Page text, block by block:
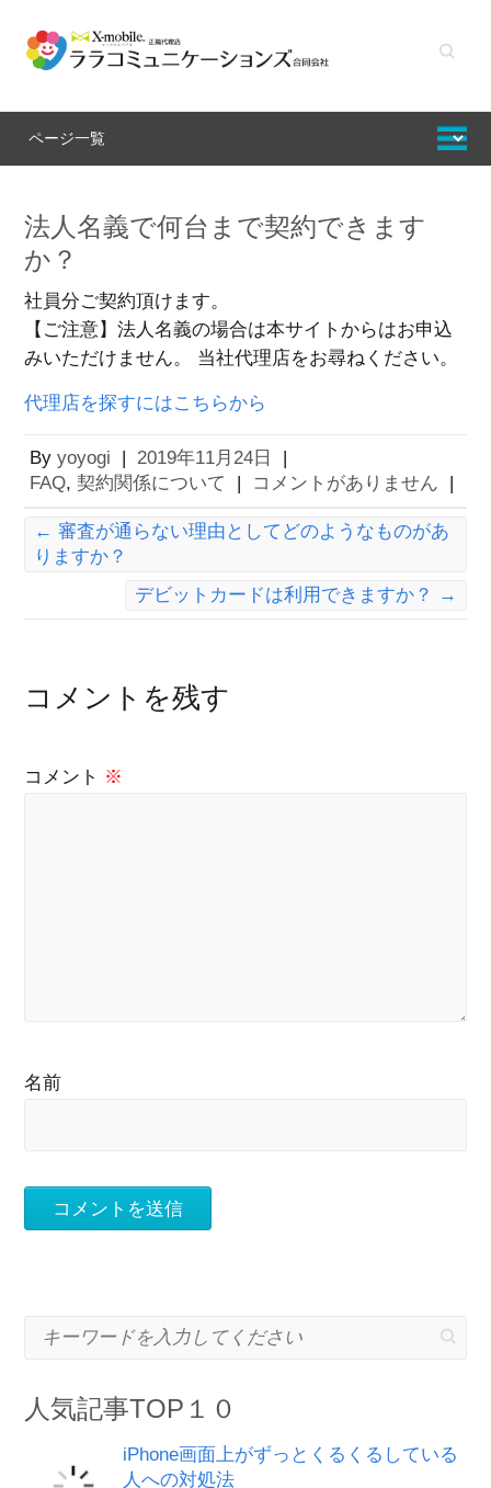
キーワ
てくだ
さい
法人名義で何台まで契約できます
か？
社員分ご契約頂けます。
【ご注意】法人名義の場合は本サイトからはお申込
みいただけません。 当社代理店をお尋ねください。
代理店を探すにはこちらから
Byyoyogi | 2019年11月24日
|
FAQ,契約関係について | コメントがありません |
← 審査が通らない理由としてどのようなものがあ
りますか？
デビットカードは利用できますか？
→
コメントを残す
コメント ※
名前
キーワードを入力してください
人気記事TOP１０
iPhone画面上がずっとくるくるしている
人への対処法